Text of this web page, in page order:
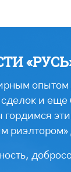
опытом
и